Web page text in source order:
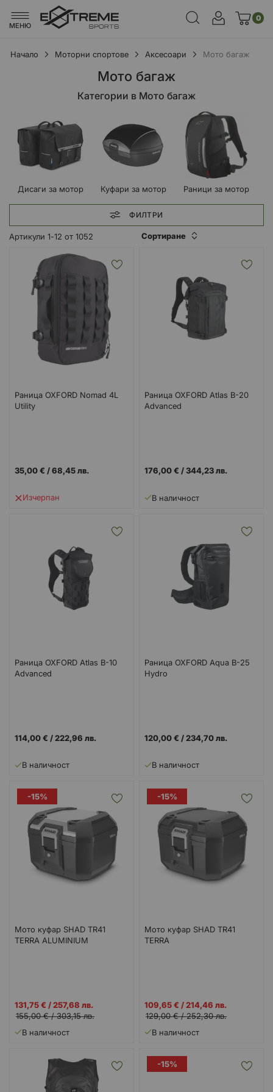
МЕНЮ
0
Начало Моторни спортове Аксесоари Мото багаж
Мото багаж
Категории в Мото багаж
Дисаги за мотор Куфари за мотор Раници за мотор
ФИЛТРИ
Артикули 1-12 от 1052 Сортиране
Раница OXFORD Nomad 4L
Utility
35,00 € /68,45 лв.
Изчерпан
Раница OXFORD Atlas B-20
Advanced
176,00 € /344,23 лв.
В наличност
Раница OXFORD Atlas B-10
Advanced
114,00 € /222,96 лв.
В наличност
Раница OXFORD Aqua B-25
Hydro
120,00 € /234,70 лв.
В наличност
-15%
Мото куфар SHAD TR41
TERRA ALUMINIUM
Промо
цена
131,75 € /257,68 лв.
155,00 €/303,15 лв.
В наличност
-15%
Мото куфар SHAD TR41
TERRA
Промо
цена
109,65 € /214,46 лв.
129,00 €/252,30 лв.
В наличност
-15%